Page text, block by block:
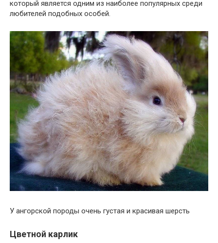
который является одним из наиболее популярных среди
любителей подобных особей.
У ангорской породы очень густая и красивая шерсть
Цветной карлик